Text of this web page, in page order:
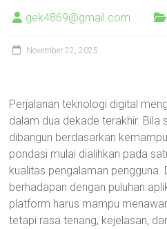
gek4869@gmail.com
November 22, 2025
Perjalanan teknologi digital
dalam dua dekade terakhir. Bila
dibangun berdasarkan
pondasi mulai dialihkan pada
kualitas pengalaman pengguna.
berhadapan dengan puluhan
platform harus mampu
tetapi rasa tenang, kejelasan,